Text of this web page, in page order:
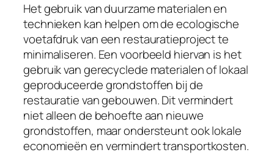
Het gebruik van duurzame materialen en
technieken kan helpen om de ecologische
voetafdruk van een restauratieproject te
minimaliseren. Een voorbeeld hiervan is het
gebruik van gerecyclede materialen of lokaal
geproduceerde grondstoffen bij de
restauratie van gebouwen. Dit vermindert
niet alleen de behoefte aan nieuwe
grondstoffen, maar ondersteunt ook lokale
economieën en vermindert transportkosten.